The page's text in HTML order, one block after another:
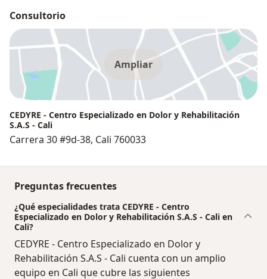
Consultorio
Ampliar
CEDYRE - Centro Especializado en Dolor y Rehabilitación
S.A.S - Cali
Carrera 30 #9d-38, Cali 760033
Preguntas frecuentes
¿Qué especialidades trata CEDYRE - Centro
Especializado en Dolor y Rehabilitación S.A.S - Cali en
Cali?
CEDYRE - Centro Especializado en Dolor y
Rehabilitación S.A.S - Cali cuenta con un amplio
equipo en Cali que cubre las siguientes